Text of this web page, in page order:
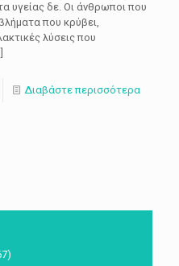
υγείας δε. Οι άνθρωποι που
που κρύβει,
λύσεις που
Διαβάστε περισσότερα